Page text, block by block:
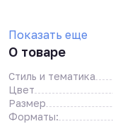
Показать еще
О товаре
Стиль и тематика
Цвет
Размер
Форматы: